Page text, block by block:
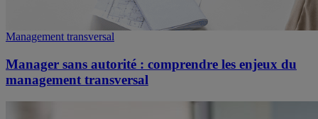
Management transversal
Manager sans autorité : comprendre les enjeux du
management transversal